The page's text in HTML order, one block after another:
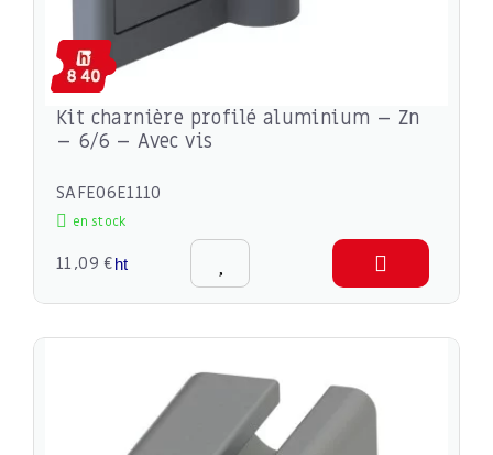
Kit charnière profilé aluminium – Zn
– 6/6 – Avec vis
SAFE06E1110
en stock
11,09 €ht